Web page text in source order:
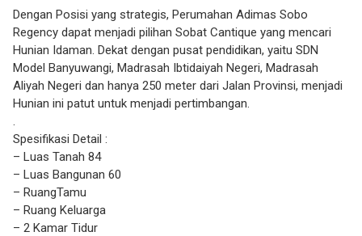
Dengan Posisi yang strategis, Perumahan Adimas Sobo
Regency dapat menjadi pilihan Sobat Cantique yang mencari
Hunian Idaman. Dekat dengan pusat pendidikan, yaitu SDN
Model Banyuwangi, Madrasah Ibtidaiyah Negeri, Madrasah
Aliyah Negeri dan hanya 250 meter dari Jalan Provinsi, menjadi
Hunian ini patut untuk menjadi pertimbangan.
.
Spesifikasi Detail :
– Luas Tanah 84
– Luas Bangunan 60
– RuangTamu
– Ruang Keluarga
– 2 Kamar Tidur